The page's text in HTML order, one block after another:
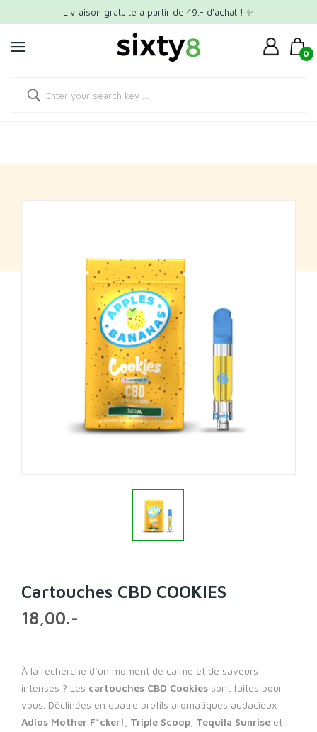
Livraison gratuite à partir de 49.- d'achat ! ✨
0
Cartouches CBD COOKIES
18,00.-
À la recherche d’un moment de calme et de saveurs
intenses ? Les cartouches CBD Cookies sont faites pour
vous. Déclinées en quatre profils aromatiques audacieux –
Adios Mother F*cker!
Triple Scoop Tequila Sunrise et